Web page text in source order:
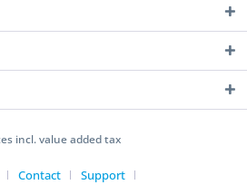
incl. value added tax
Contact
Support